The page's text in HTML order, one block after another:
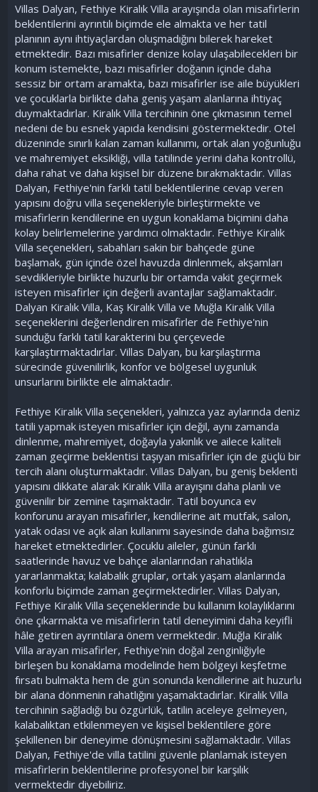
Villas Dalyan, Fethiye Kiralık Villa arayışında olan misafirlerin
beklentilerini ayrıntılı biçimde ele almakta ve her tatil
planının aynı ihtiyaçlardan oluşmadığını bilerek hareket
etmektedir. Bazı misafirler denize kolay ulaşabilecekleri bir
konum istemekte, bazı misafirler doğanın içinde daha
sessiz bir ortam aramakta, bazı misafirler ise aile büyükleri
ve çocuklarla birlikte daha geniş yaşam alanlarına ihtiyaç
duymaktadırlar. Kiralık Villa tercihinin öne çıkmasının temel
nedeni de bu esnek yapıda kendisini göstermektedir. Otel
düzeninde sınırlı kalan zaman kullanımı, ortak alan yoğunluğu
ve mahremiyet eksikliği, villa tatilinde yerini daha kontrollü,
daha rahat ve daha kişisel bir düzene bırakmaktadır. Villas
Dalyan, Fethiye'nin farklı tatil beklentilerine cevap veren
yapısını doğru villa seçenekleriyle birleştirmekte ve
misafirlerin kendilerine en uygun konaklama biçimini daha
kolay belirlemelerine yardımcı olmaktadır. Fethiye Kiralık
Villa seçenekleri, sabahları sakin bir bahçede güne
başlamak, gün içinde özel havuzda dinlenmek, akşamları
sevdikleriyle birlikte huzurlu bir ortamda vakit geçirmek
isteyen misafirler için değerli avantajlar sağlamaktadır.
Dalyan Kiralık Villa, Kaş Kiralık Villa ve Muğla Kiralık Villa
seçeneklerini değerlendiren misafirler de Fethiye'nin
sunduğu farklı tatil karakterini bu çerçevede
karşılaştırmaktadırlar. Villas Dalyan, bu karşılaştırma
sürecinde güvenilirlik, konfor ve bölgesel uygunluk
unsurlarını birlikte ele almaktadır.
Fethiye Kiralık Villa seçenekleri, yalnızca yaz aylarında deniz
tatili yapmak isteyen misafirler için değil, aynı zamanda
dinlenme, mahremiyet, doğayla yakınlık ve ailece kaliteli
zaman geçirme beklentisi taşıyan misafirler için de güçlü bir
tercih alanı oluşturmaktadır. Villas Dalyan, bu geniş beklenti
yapısını dikkate alarak Kiralık Villa arayışını daha planlı ve
güvenilir bir zemine taşımaktadır. Tatil boyunca ev
konforunu arayan misafirler, kendilerine ait mutfak, salon,
yatak odası ve açık alan kullanımı sayesinde daha bağımsız
hareket etmektedirler. Çocuklu aileler, günün farklı
saatlerinde havuz ve bahçe alanlarından rahatlıkla
yararlanmakta; kalabalık gruplar, ortak yaşam alanlarında
konforlu biçimde zaman geçirmektedirler. Villas Dalyan,
Fethiye Kiralık Villa seçeneklerinde bu kullanım kolaylıklarını
öne çıkarmakta ve misafirlerin tatil deneyimini daha keyifli
hâle getiren ayrıntılara önem vermektedir. Muğla Kiralık
Villa arayan misafirler, Fethiye'nin doğal zenginliğiyle
birleşen bu konaklama modelinde hem bölgeyi keşfetme
fırsatı bulmakta hem de gün sonunda kendilerine ait huzurlu
bir alana dönmenin rahatlığını yaşamaktadırlar. Kiralık Villa
tercihinin sağladığı bu özgürlük, tatilin aceleye gelmeyen,
kalabalıktan etkilenmeyen ve kişisel beklentilere göre
şekillenen bir deneyime dönüşmesini sağlamaktadır. Villas
Dalyan, Fethiye'de villa tatilini güvenle planlamak isteyen
misafirlerin beklentilerine profesyonel bir karşılık
vermektedir diyebiliriz.